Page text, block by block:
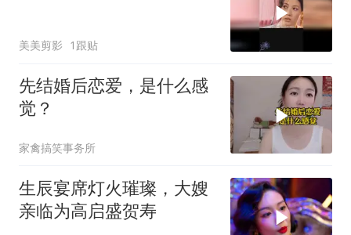
美美剪影 1跟贴
先结婚后恋爱，是什么感
觉？
家禽搞笑事务所
生辰宴席灯火璀璨，大嫂
亲临为高启盛贺寿